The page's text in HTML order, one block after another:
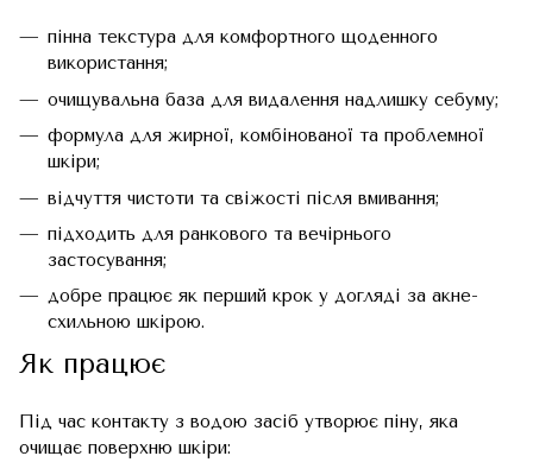
пінна текстура для комфортного щоденного
використання;
очищувальна база для видалення надлишку себуму;
формула для жирної, комбінованої та проблемної
шкіри;
відчуття чистоти та свіжості після вмивання;
підходить для ранкового та вечірнього
застосування;
добре працює як перший крок у догляді за акне-
схильною шкірою.
Як працює
Під час контакту з водою засіб утворює піну, яка
очищає поверхню шкіри: